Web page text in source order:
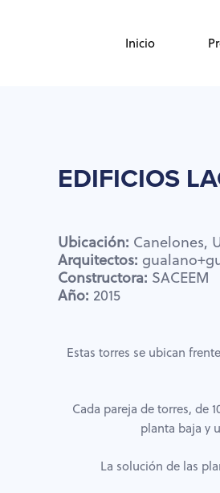
Inicio
EDIFICIOS
Ubicación: Canelones,
Arquitectos:
Constructora: SACEEM
Año: 2015
Estas torres se ubican
Cada pareja de torres, de
planta baja y
La solución de las